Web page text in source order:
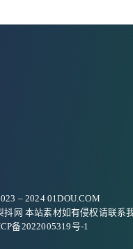
– 2024 01DOU.COM
网 本站素材如有侵权请联系
备2022005319号-1